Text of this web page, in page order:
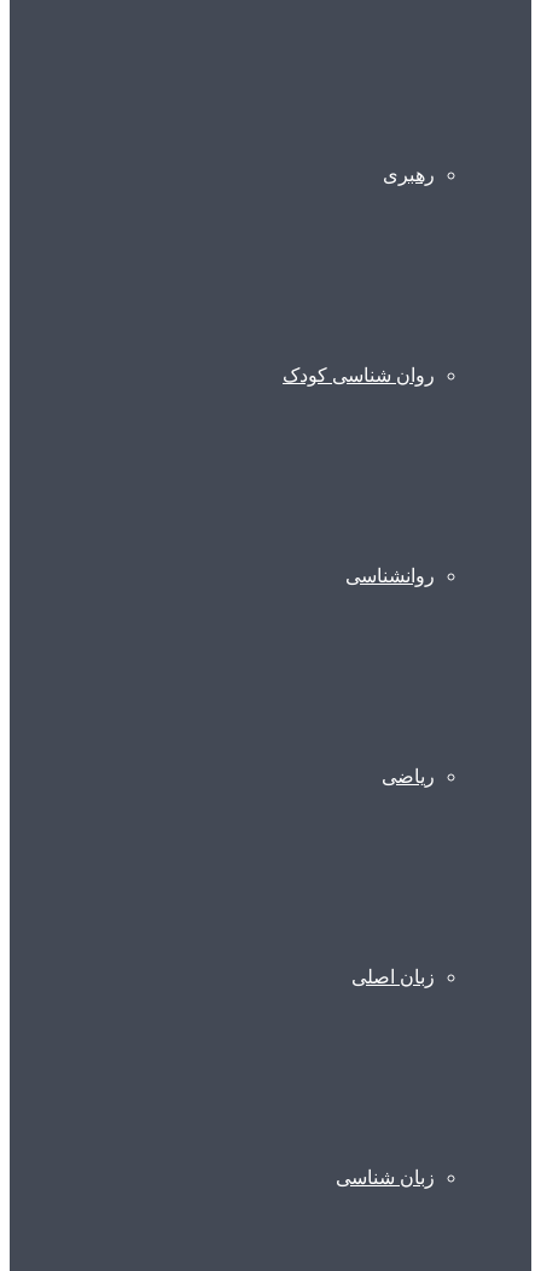
رهبری
روان شناسی کودک
روانشناسی
ریاضی
زبان اصلی
زبان شناسی